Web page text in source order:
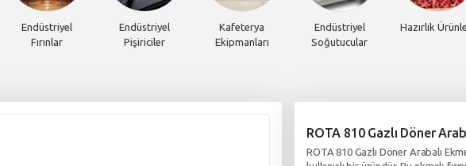
Endüstriyel
Fırınlar
Endüstriyel
Pişiriciler
Kafeterya
Ekipmanları
Endüstriyel
Soğutucular
Hazırlık
ROTA 810 Gazlı Döner
ROTA 810 Gazlı Döner Arabalı